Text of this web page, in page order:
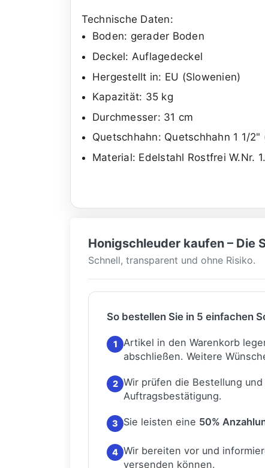
Technische Daten:
Boden: gerader Boden
Deckel: Auflagedeckel
Hergestellt in: EU (Slowenien)
Kapazität: 35 kg
Durchmesser: 31 cm
Quetschhahn: Quetschhahn 1 1/
Material: Edelstahl Rostfrei W.Nr.
Honigschleuder kaufen – Die
Schnell, transparent und ohne Risiko.
So bestellen Sie in 5 einfachen
1
Artikel in den Warenkorb
abschließen. Weitere
2 Wir prüfen die Bestellung
Auftragsbestätigung.
3 Sie leisten eine 50%
4 Wir bereiten vor und
versenden können.